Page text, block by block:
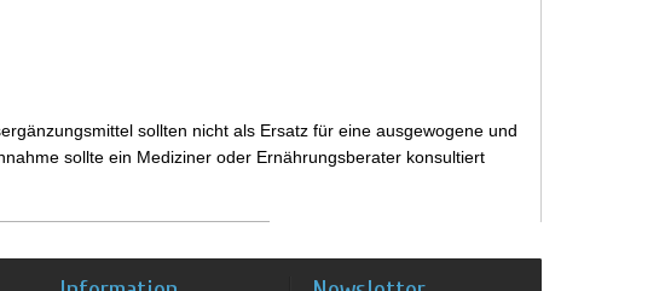
sollten nicht als Ersatz für eine ausgewogene und
sollte ein Mediziner oder Ernährungsberater konsultiert